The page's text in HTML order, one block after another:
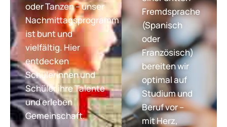
oder Tanzen – unser
Nachmittagsprogramm
ist bunt und
vielfältig. Hier
entdecken
Schülerinnen und
Schüler ihre Talente
und erleben
Gemeinschaft.
Fremdsprache
(Spanisch
oder
Französisch)
bereiten wir
optimal auf
Studium und
Beruf vor –
mit Herz,